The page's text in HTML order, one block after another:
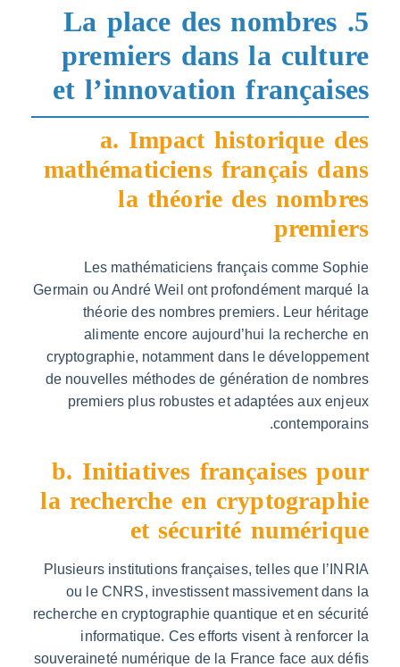
5. La place des
premiers dans la
et l’innovation
a. Impact historique
mathématiciens français
la théorie des
Les mathématiciens français comme
Germain ou André Weil ont profondément
théorie des nombres premiers. Leur
alimente encore aujourd’hui la
cryptographie, notamment dans le
de nouvelles méthodes de génération de
premiers plus robustes et adaptées aux
b. Initiatives françaises
la recherche en
et sécurité
Plusieurs institutions françaises, telles que
ou le CNRS, investissent massivement
recherche en cryptographie quantique et en
informatique. Ces efforts visent à
souveraineté numérique de la France face